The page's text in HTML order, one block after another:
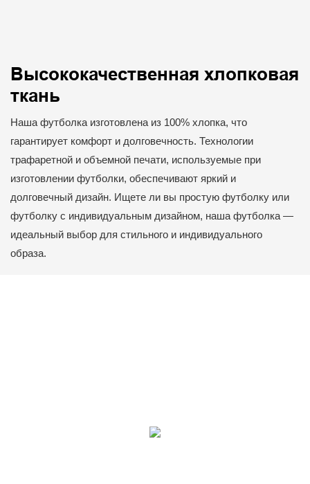
Высококачественная хлопковая
ткань
Наша футболка изготовлена ​​из 100% хлопка, что
гарантирует комфорт и долговечность. Технологии
трафаретной и объемной печати, используемые при
изготовлении футболки, обеспечивают яркий и
долговечный дизайн. Ищете ли вы простую футболку или
футболку с индивидуальным дизайном, наша футболка —
идеальный выбор для стильного и индивидуального
образа.